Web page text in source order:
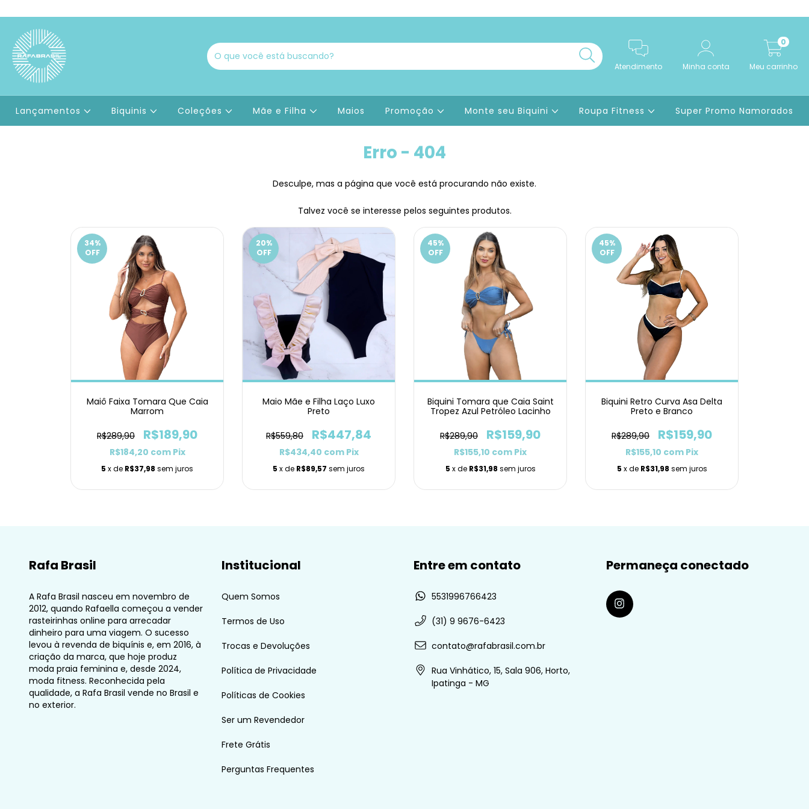
Atendimento Minha conta Meu carrinho
0
Lançamentos Biquinis Coleções Mãe e Filha Maios Promoção Monte seu Biquini Roupa Fitness Super Promo Namorados
Erro - 404
Desculpe, mas a página que você está procurando não existe.
Talvez você se interesse pelos seguintes produtos.
34%
OFF
Maiô Faixa Tomara Que Caia
Marrom
R$289,90 R$189,90
R$184,20 com Pix
5 x de R$37,98 sem juros
20%
OFF
Maio Mãe e Filha Laço Luxo
Preto
R$559,80 R$447,84
R$434,40 com Pix
5 x de R$89,57 sem juros
45%
OFF
Biquini Tomara que Caia Saint
Tropez Azul Petróleo Lacinho
R$289,90 R$159,90
R$155,10 com Pix
5 x de R$31,98 sem juros
45%
OFF
Biquini Retro Curva Asa Delta
Preto e Branco
R$289,90 R$159,90
R$155,10 com Pix
5 x de R$31,98 sem juros
Rafa Brasil
A Rafa Brasil nasceu em novembro de
2012, quando Rafaella começou a vender
rasteirinhas online para arrecadar
dinheiro para uma viagem. O sucesso
levou à revenda de biquínis e, em 2016, à
criação da marca, que hoje produz
moda praia feminina e, desde 2024,
moda fitness. Reconhecida pela
qualidade, a Rafa Brasil vende no Brasil e
no exterior.
Institucional
Quem Somos
Termos de Uso
Trocas e Devoluções
Política de Privacidade
Políticas de Cookies
Ser um Revendedor
Frete Grátis
Perguntas Frequentes
Entre em contato
5531996766423
(31) 9 9676-6423
contato@rafabrasil.com.br
Rua Vinhático, 15, Sala 906, Horto,
Ipatinga - MG
Permaneça conectado